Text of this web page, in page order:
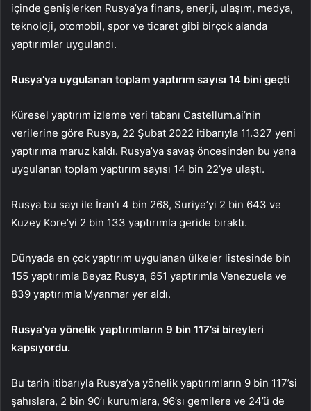
içinde genişlerken Rusya’ya finans, enerji, ulaşım, medya,
teknoloji, otomobil, spor ve ticaret gibi birçok alanda
yaptırımlar uygulandı.
Rusya’ya uygulanan toplam yaptırım sayısı 14 bini geçti
Küresel yaptırım izleme veri tabanı Castellum.ai’nin
verilerine göre Rusya, 22 Şubat 2022 itibarıyla 11.327 yeni
yaptırıma maruz kaldı. Rusya’ya savaş öncesinden bu yana
uygulanan toplam yaptırım sayısı 14 bin 22’ye ulaştı.
Rusya bu sayı ile İran’ı 4 bin 268, Suriye’yi 2 bin 643 ve
Kuzey Kore’yi 2 bin 133 yaptırımla geride bıraktı.
Dünyada en çok yaptırım uygulanan ülkeler listesinde bin
155 yaptırımla Beyaz Rusya, 651 yaptırımla Venezuela ve
839 yaptırımla Myanmar yer aldı.
Rusya’ya yönelik yaptırımların 9 bin 117’si bireyleri
kapsıyordu.
Bu tarih itibarıyla Rusya’ya yönelik yaptırımların 9 bin 117’si
şahıslara, 2 bin 90’ı kurumlara, 96’sı gemilere ve 24’ü de